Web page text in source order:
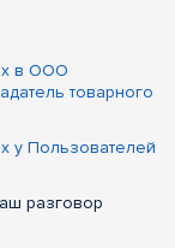
в ООО
товарного
у Пользователей
разговор